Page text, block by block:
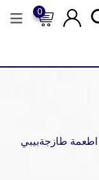
0
اطعمة طازجةبيبي